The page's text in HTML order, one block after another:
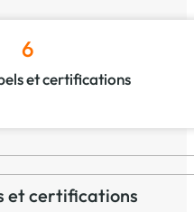
6
et certifications
et certifications